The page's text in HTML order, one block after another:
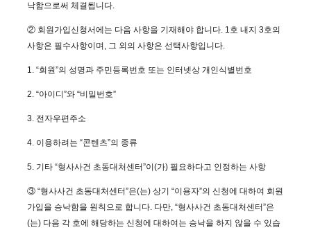
낙함으로써 체결됩니다.
② 회원가입신청서에는 다음 사항을 기재해야 합니다. 1호 내지 3호의
사항은 필수사항이며, 그 외의 사항은 선택사항입니다.
1. “회원”의 성명과 주민등록번호 또는 인터넷상 개인식별번호
2. “아이디”와 “비밀번호”
3. 전자우편주소
4. 이용하려는 “콘텐츠”의 종류
5. 기타 “형사사건 초동대처센터”이(가) 필요하다고 인정하는 사항
③ “형사사건 초동대처센터”은(는) 상기 “이용자”의 신청에 대하여 회원
가입을 승낙함을 원칙으로 합니다. 다만, “형사사건 초동대처센터”은
(는) 다음 각 호에 해당하는 신청에 대하여는 승낙을 하지 않을 수 있습